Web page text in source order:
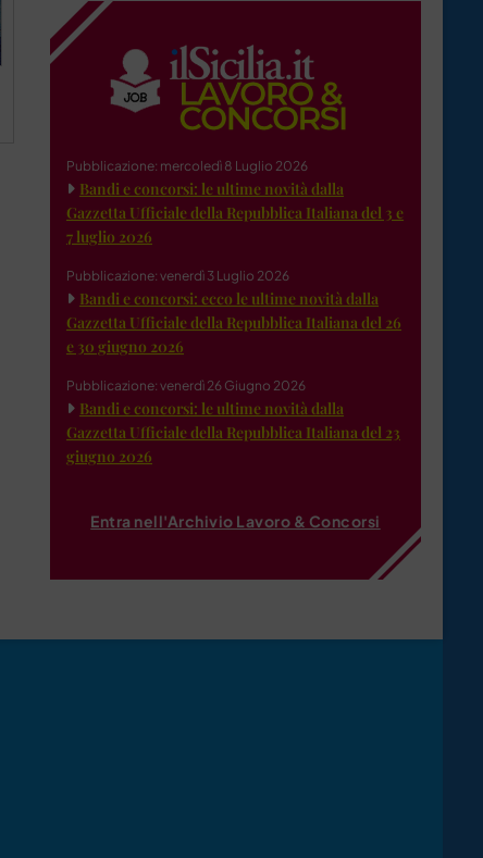
Pubblicazione: mercoledì 8 Luglio 2026
Bandi e concorsi: le ultime novità dalla
Gazzetta Ufficiale della Repubblica Italiana del 3 e
7 luglio 2026
Pubblicazione: venerdì 3 Luglio 2026
Bandi e concorsi: ecco le ultime novità dalla
Gazzetta Ufficiale della Repubblica Italiana del 26
e 30 giugno 2026
Pubblicazione: venerdì 26 Giugno 2026
Bandi e concorsi: le ultime novità dalla
Gazzetta Ufficiale della Repubblica Italiana del 23
giugno 2026
Entra nell'Archivio Lavoro & Concorsi